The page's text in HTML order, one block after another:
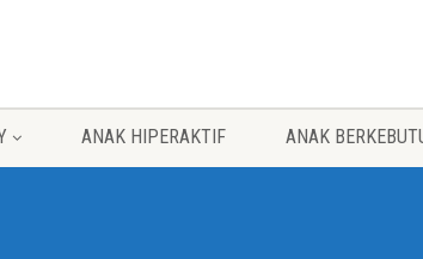
ANAK HIPERAKTIF ANAK